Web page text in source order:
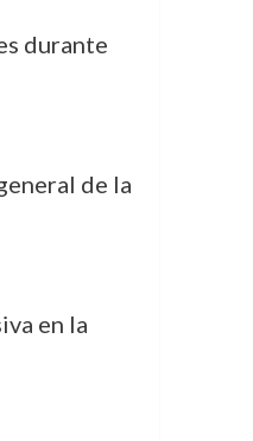
durante
de la
en la